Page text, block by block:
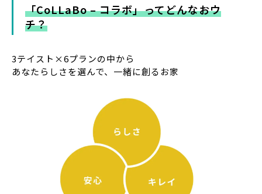
「CoLLaBo – コラボ」ってどんなおウ
チ？
3テイスト×6プランの中から
あなたらしさを選んで、一緒に創るお家